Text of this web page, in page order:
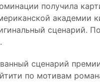
получила
академии
сценарий.
сценарий
по мотивам